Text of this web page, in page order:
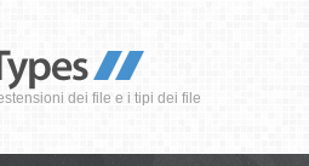
dei file e i tipi dei file